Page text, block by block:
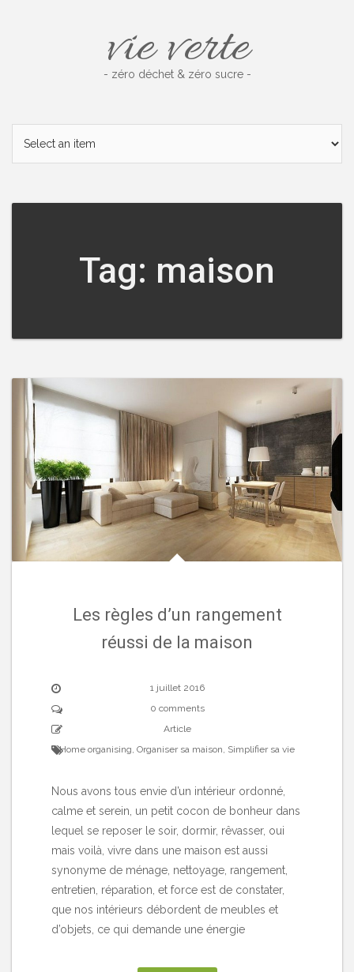
vie verte
- zéro déchet & zéro sucre -
Tag: maison
Les règles d’un rangement
réussi de la maison
1 juillet 2016
0 comments
Article
Home organising Organiser sa maison Simplifier sa vie
Nous avons tous envie d’un intérieur ordonné,
calme et serein, un petit cocon de bonheur dans
lequel se reposer le soir, dormir, rêvasser, oui
mais voilà, vivre dans une maison est aussi
synonyme de ménage, nettoyage, rangement,
entretien, réparation, et force est de constater,
que nos intérieurs débordent de meubles et
d’objets, ce qui demande une énergie